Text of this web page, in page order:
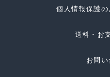
個人情報保護
送料・お
お問